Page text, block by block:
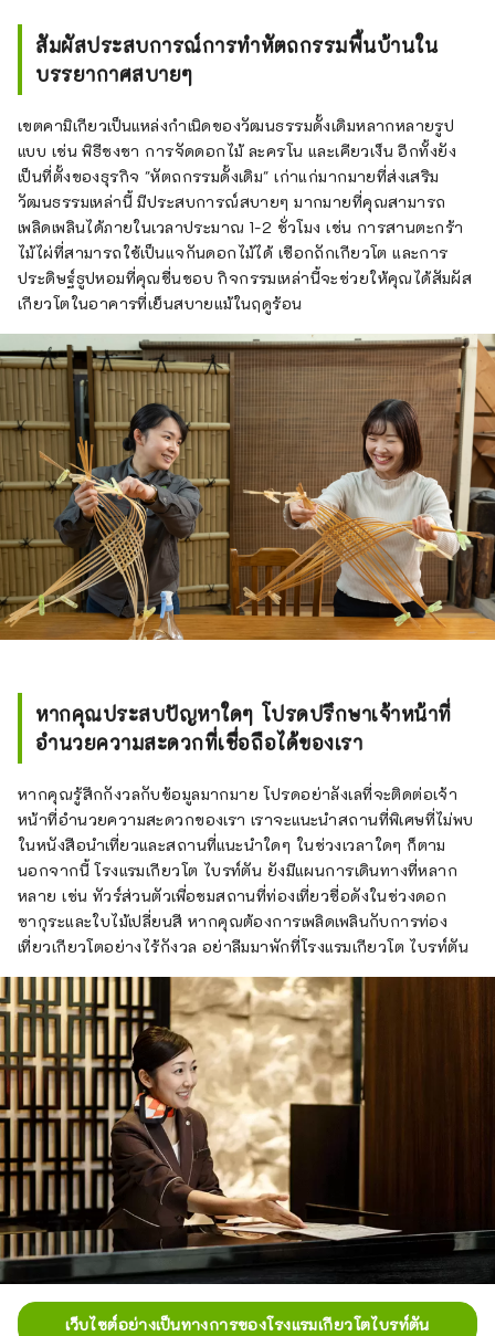
สัมผัสประสบการณ์การทำหัตถกรรมพื้นบ้านใน
บรรยากาศสบายๆ
เขตคามิเกียวเป็นแหล่งกำเนิดของวัฒนธรรมดั้งเดิมหลากหลายรูป
แบบ เช่น พิธีชงชา การจัดดอกไม้ ละครโน และเคียวเง็น อีกทั้งยัง
เป็นที่ตั้งของธุรกิจ "หัตถกรรมดั้งเดิม" เก่าแก่มากมายที่ส่งเสริม
วัฒนธรรมเหล่านี้ มีประสบการณ์สบายๆ มากมายที่คุณสามารถ
เพลิดเพลินได้ภายในเวลาประมาณ 1-2 ชั่วโมง เช่น การสานตะกร้า
ไม้ไผ่ที่สามารถใช้เป็นแจกันดอกไม้ได้ เชือกถักเกียวโต และการ
ประดิษฐ์ธูปหอมที่คุณชื่นชอบ กิจกรรมเหล่านี้จะช่วยให้คุณได้สัมผัส
เกียวโตในอาคารที่เย็นสบายแม้ในฤดูร้อน
หากคุณประสบปัญหาใดๆ โปรดปรึกษาเจ้าหน้าที่
อำนวยความสะดวกที่เชื่อถือได้ของเรา
หากคุณรู้สึกกังวลกับข้อมูลมากมาย โปรดอย่าลังเลที่จะติดต่อเจ้า
หน้าที่อำนวยความสะดวกของเรา เราจะแนะนำสถานที่พิเศษที่ไม่พบ
ในหนังสือนำเที่ยวและสถานที่แนะนำใดๆ ในช่วงเวลาใดๆ ก็ตาม
นอกจากนี้ โรงแรมเกียวโต ไบรท์ตัน ยังมีแผนการเดินทางที่หลาก
หลาย เช่น ทัวร์ส่วนตัวเพื่อชมสถานที่ท่องเที่ยวชื่อดังในช่วงดอก
ซากุระและใบไม้เปลี่ยนสี หากคุณต้องการเพลิดเพลินกับการท่อง
เที่ยวเกียวโตอย่างไร้กังวล อย่าลืมมาพักที่โรงแรมเกียวโต ไบรท์ตัน
เว็บไซต์อย่างเป็นทางการของโรงแรมเกียวโตไบรท์ตัน